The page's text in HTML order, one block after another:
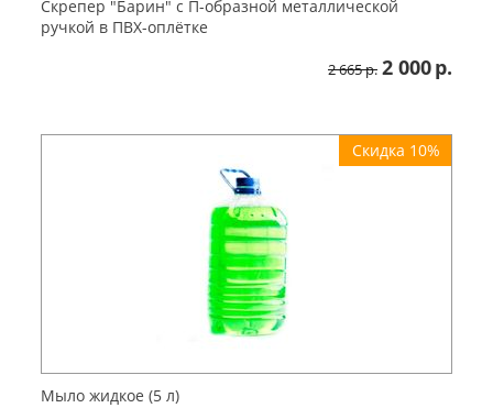
Скрепер "Барин" с П-образной металлической
ручкой в ПВХ-оплётке
2 665р. 2 000р.
Скидка 10%
Мыло жидкое (5 л)